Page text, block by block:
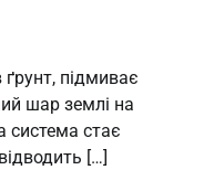
підмиває
шар землі на
система стає
[…]